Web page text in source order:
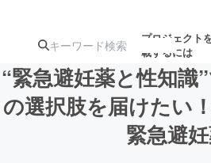
プロジェクト
載するには
注目の新着プロ募
“緊急避妊薬と性知識
の選択肢を届けたい
緊急避